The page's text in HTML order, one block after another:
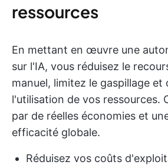
ressources
En mettant en œuvre une
sur l'IA, vous réduisez le
manuel, limitez le gaspillage et
l'utilisation de vos ressources.
par de réelles économies et
efficacité globale.
Réduisez vos coûts